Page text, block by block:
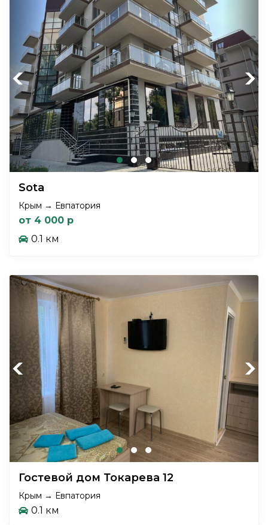
Previous Next
Sota
Крым → Евпатория
от 4 000 р
0.1 км
Previous Next
Гостевой дом Токарева 12
Крым → Евпатория
0.1 км